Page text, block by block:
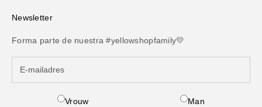
Newsletter
Forma parte de nuestra #yellowshopfamily💛
Vrouw Man